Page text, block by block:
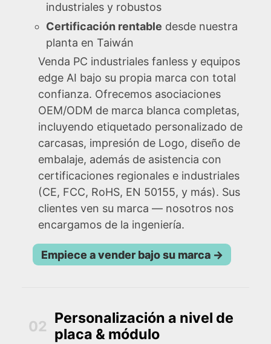
industriales y robustos
Certificación rentable desde nuestra
planta en Taiwán
Venda PC industriales fanless y equipos
edge AI bajo su propia marca con total
confianza. Ofrecemos asociaciones
OEM/ODM de marca blanca completas,
incluyendo etiquetado personalizado de
carcasas, impresión de Logo, diseño de
embalaje, además de asistencia con
certificaciones regionales e industriales
(CE, FCC, RoHS, EN 50155, y más). Sus
clientes ven su marca — nosotros nos
encargamos de la ingeniería.
Empiece a vender bajo su marca→
02 Personalización a nivel de
placa & módulo